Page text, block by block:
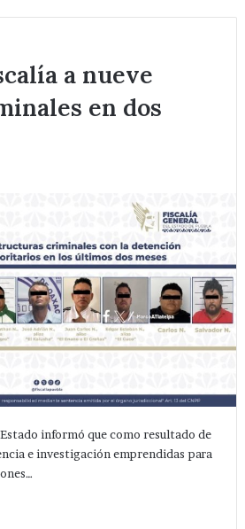
a nueve
en dos
informó que como resultado de
e investigación emprendidas para